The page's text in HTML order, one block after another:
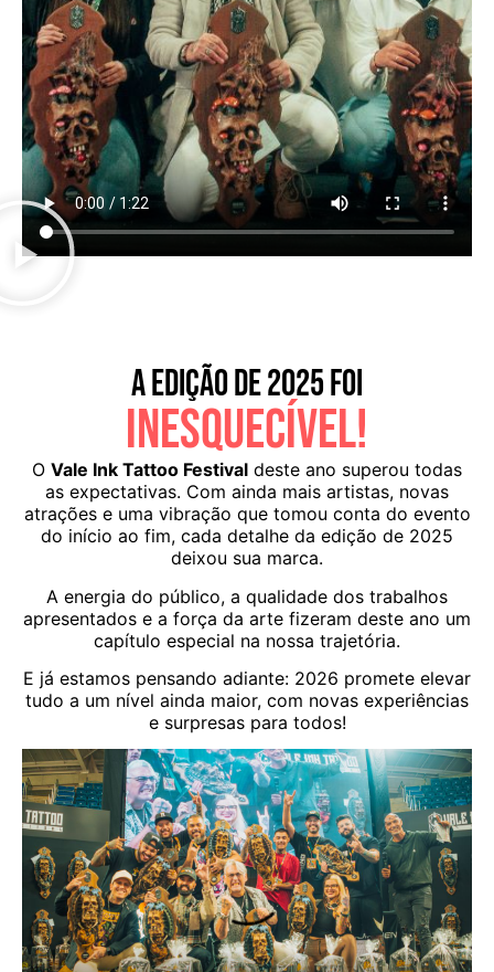
A EDIÇÃO DE 2025 FOI
INESQUECÍVEL!
O Vale Ink Tattoo Festival deste ano superou todas
as expectativas. Com ainda mais artistas, novas
atrações e uma vibração que tomou conta do evento
do início ao fim, cada detalhe da edição de 2025
deixou sua marca.
A energia do público, a qualidade dos trabalhos
apresentados e a força da arte fizeram deste ano um
capítulo especial na nossa trajetória.
E já estamos pensando adiante: 2026 promete elevar
tudo a um nível ainda maior, com novas experiências
e surpresas para todos!